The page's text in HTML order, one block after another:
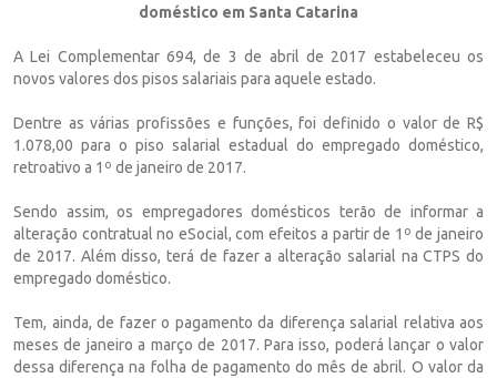
doméstico em Santa Catarina
A Lei Complementar 694, de 3 de abril de 2017 estabeleceu os
novos valores dos pisos salariais para aquele estado.
Dentre as várias profissões e funções, foi definido o valor de R$
1.078,00 para o piso salarial estadual do empregado doméstico,
retroativo a 1º de janeiro de 2017.
Sendo assim, os empregadores domésticos terão de informar a
alteração contratual no eSocial, com efeitos a partir de 1º de janeiro
de 2017. Além disso, terá de fazer a alteração salarial na CTPS do
empregado doméstico.
Tem, ainda, de fazer o pagamento da diferença salarial relativa aos
meses de janeiro a março de 2017. Para isso, poderá lançar o valor
dessa diferença na folha de pagamento do mês de abril. O valor da